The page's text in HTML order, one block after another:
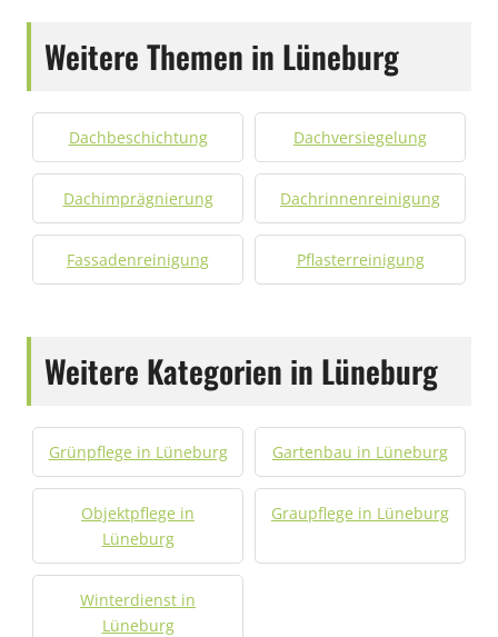
Weitere Themen in Lüneburg
Dachbeschichtung Dachversiegelung
Dachimprägnierung Dachrinnenreinigung
Fassadenreinigung Pflasterreinigung
Weitere Kategorien in Lüneburg
Grünpflege in Lüneburg Gartenbau in Lüneburg
Objektpflege in
Lüneburg
Graupflege in Lüneburg
Winterdienst in
Lüneburg